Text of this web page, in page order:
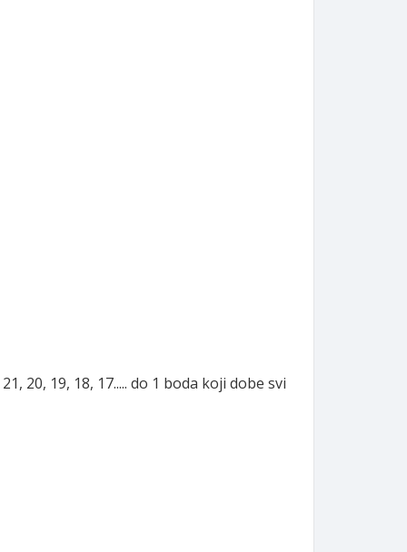
20, 19, 18, 17..... do 1 boda koji dobe svi